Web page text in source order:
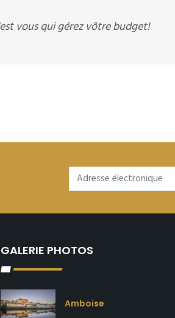
vous qui gérez vôtre budget!
GALERIE PHOTOS
Amboise